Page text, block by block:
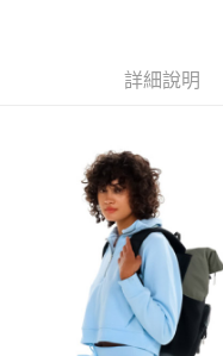
購買商品的店家。未經商家同
後付繳納相關費用。
客戶支援中心」https://
【注意事項】
１．透過由恩沛科技股份有
易，需依本服務之必要範圍
權轉讓予恩沛科技股份有限公
２．關於個人資料處理事宜，
https://aftee.tw/terms/#terms3
３．未成年的使用者請事先徵
「AFTEE先享後付」，若未
付款後門市自取
每筆NT$130，滿
詳細說明